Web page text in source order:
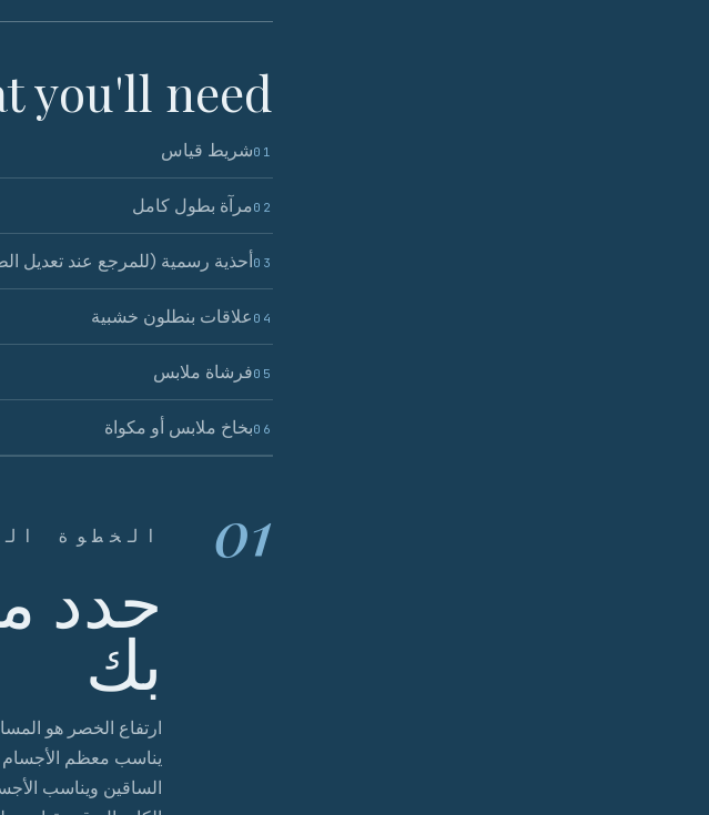
you'll need.
01شريط قياس
02مرآة بطول كامل
03أحذية رسمية (للمرجع عند تعديل
04 علاقات بنطلون خشبية
05فرشاة ملابس
06بخاخ ملابس أو مكواة
01 الخطوة
حدد
بك